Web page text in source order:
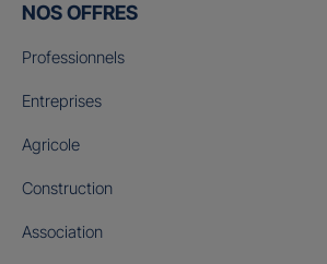
NOS OFFRES
Professionnels
Entreprises
Agricole
Construction
Association